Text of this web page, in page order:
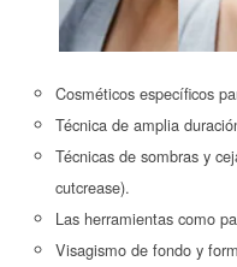
Cosméticos específicos
Técnica de amplia
Técnicas de sombras y
cutcrease).
Las herramientas como
Visagismo de fondo y